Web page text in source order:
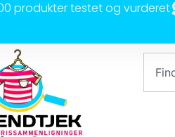
produkter testet og vurderet